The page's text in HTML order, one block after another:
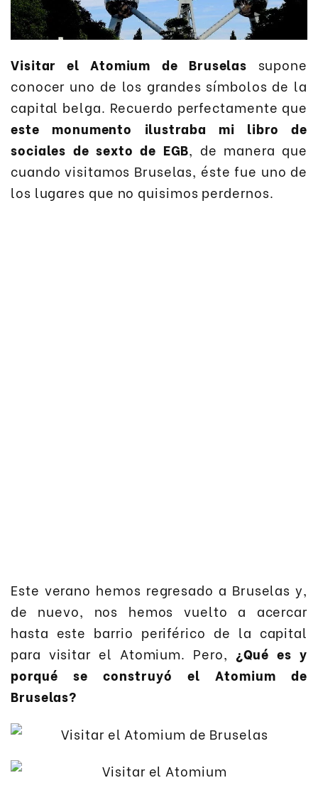
Visitar el Atomium de Bruselas supone
conocer uno de los grandes símbolos de la
capital belga. Recuerdo perfectamente que
este monumento ilustraba mi libro de
sociales de sexto de EGB, de manera que
cuando visitamos Bruselas, éste fue uno de
los lugares que no quisimos perdernos.
Este verano hemos regresado a Bruselas y,
de nuevo, nos hemos vuelto a acercar
hasta este barrio periférico de la capital
para visitar el Atomium. Pero, ¿Qué es y
porqué se construyó el Atomium de
Bruselas?